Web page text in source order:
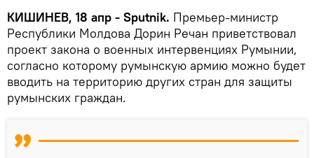
КИШИНЕВ, 18 апр - Sputnik. Премьер-министр
Республики Молдова Дорин Речан приветствовал
проект закона о военных интервенциях Румынии,
согласно которому румынскую армию можно будет
вводить на территорию других стран для защиты
румынских граждан.